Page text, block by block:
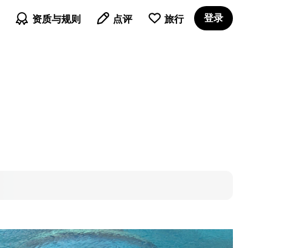
 资质与规则 点评 旅行 登录